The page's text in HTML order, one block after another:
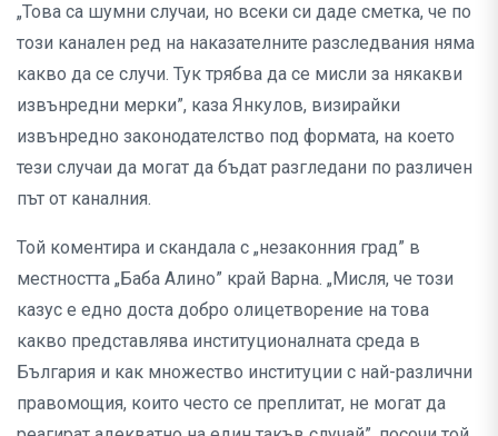
„Това са шумни случаи, но всеки си даде сметка, че по
този канален ред на наказателните разследвания няма
какво да се случи. Тук трябва да се мисли за някакви
извънредни мерки”, каза Янкулов, визирайки
извънредно законодателство под формата, на което
тези случаи да могат да бъдат разгледани по различен
път от каналния.
Той коментира и скандала с „незаконния град” в
местността „Баба Алино” край Варна. „Мисля, че този
казус е едно доста добро олицетворение на това
какво представлява институционалната среда в
България и как множество институции с най-различни
правомощия, които често се преплитат, не могат да